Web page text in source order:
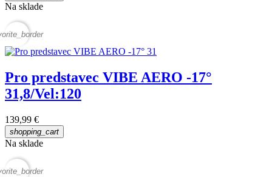
Na sklade
Pro predstavec VIBE AERO -17°
31,8/Vel:120
139,99 €
shopping_cart
Na sklade